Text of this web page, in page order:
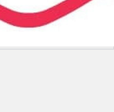
проблем с WordPress.